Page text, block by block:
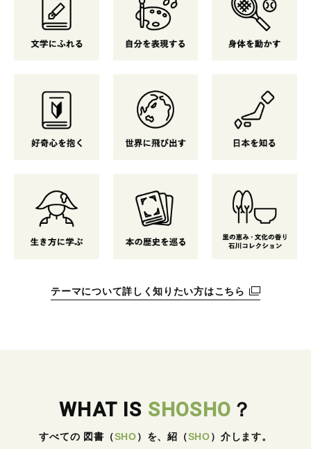
テーマについて詳しく知りたい方はこちら
WHAT IS SHOSHO ？
すべての 図書 （SHO） を、紹 （SHO） 介します。